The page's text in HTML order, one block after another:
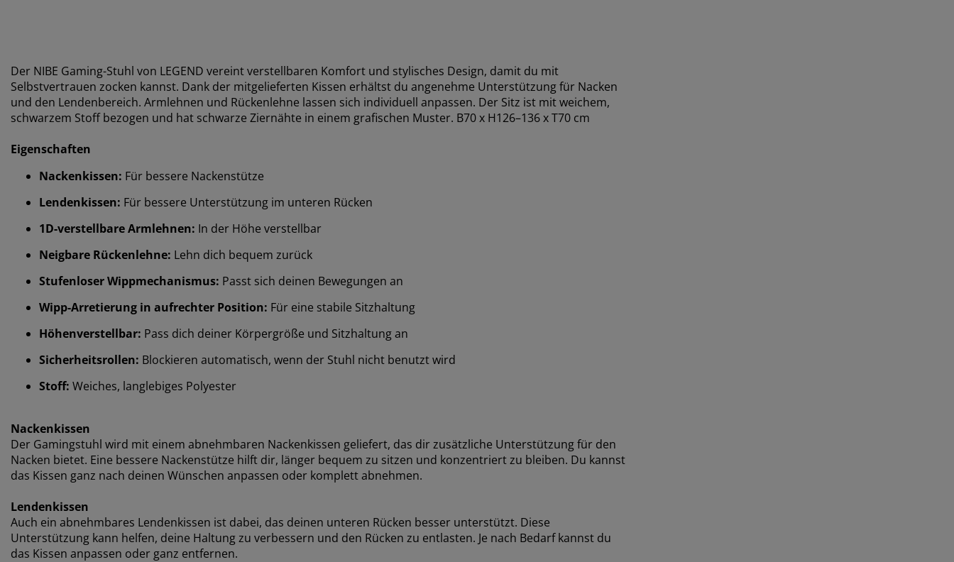
Der NIBE Gaming-Stuhl von LEGEND vereint verstellbaren Komfort und stylisches Design, damit du mit
Selbstvertrauen zocken kannst. Dank der mitgelieferten Kissen erhältst du angenehme Unterstützung für Nacken
und den Lendenbereich. Armlehnen und Rückenlehne lassen sich individuell anpassen. Der Sitz ist mit weichem,
schwarzem Stoff bezogen und hat schwarze Ziernähte in einem grafischen Muster. B70 x H126–136 x T70 cm
Eigenschaften
Nackenkissen: Für bessere Nackenstütze
Lendenkissen: Für bessere Unterstützung im unteren Rücken
1D-verstellbare Armlehnen: In der Höhe verstellbar
Neigbare Rückenlehne: Lehn dich bequem zurück
Stufenloser Wippmechanismus: Passt sich deinen Bewegungen an
Wipp-Arretierung in aufrechter Position: Für eine stabile Sitzhaltung
Höhenverstellbar: Pass dich deiner Körpergröße und Sitzhaltung an
Sicherheitsrollen: Blockieren automatisch, wenn der Stuhl nicht benutzt wird
Stoff: Weiches, langlebiges Polyester
Nackenkissen
Der Gamingstuhl wird mit einem abnehmbaren Nackenkissen geliefert, das dir zusätzliche Unterstützung für den
Nacken bietet. Eine bessere Nackenstütze hilft dir, länger bequem zu sitzen und konzentriert zu bleiben. Du kannst
das Kissen ganz nach deinen Wünschen anpassen oder komplett abnehmen.
Lendenkissen
Auch ein abnehmbares Lendenkissen ist dabei, das deinen unteren Rücken besser unterstützt. Diese
Unterstützung kann helfen, deine Haltung zu verbessern und den Rücken zu entlasten. Je nach Bedarf kannst du
das Kissen anpassen oder ganz entfernen.